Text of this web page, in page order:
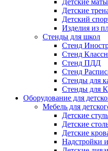
Детские
Детские
Детский
Изделия из
Стенды для школ
Стенд
Стенд
Стенд ПДД
Стенд
Стенды для
Стенды для
Оборудование для
Мебель для
Детские
Детские
Детские
Надстройки